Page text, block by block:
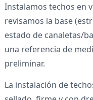
Instalamos techos en
revisamos la base
estado de canaletas/
una referencia de
preliminar.
La instalación de